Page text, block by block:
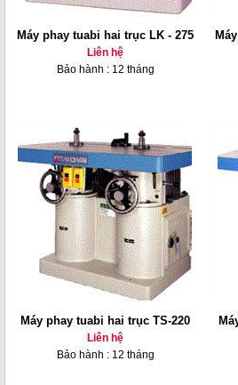
Máy phay tuabi hai trục LK - 275
Liên hệ
Bảo hành : 12 tháng
Máy phay tuabi hai trục TS-220
Liên hệ
Bảo hành : 12 tháng